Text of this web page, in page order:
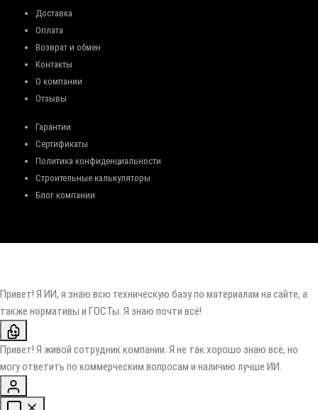
Доставка
Оплата
Возврат и обмен
Контакты
О компании
Отзывы
Гарантии
Сертификаты
Политика конфиденциальности
Строительные калькуляторы
Блог компании
Привет! Я ИИ, я знаю всю техническую базу по материалам на сайте, а
также нормативы и ГОСТы. Я знаю почти всё!
Привет! Я живой сотрудник компании. Я не так хорошо знаю всё, но
могу ответить по коммерческим вопросам и наличию лучше ИИ.